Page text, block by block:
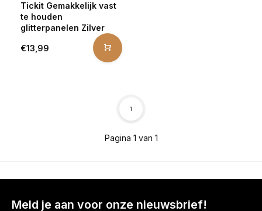
Tickit Gemakkelijk vast
te houden
glitterpanelen Zilver
€13,99
Pagina 1 van 1
1
Meld je aan voor onze nieuwsbrief!